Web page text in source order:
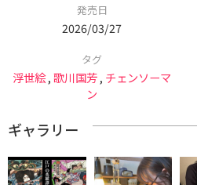
発売日
2026/03/27
タグ
浮世絵,歌川国芳, チェンソーマ
ン
ギャラリー